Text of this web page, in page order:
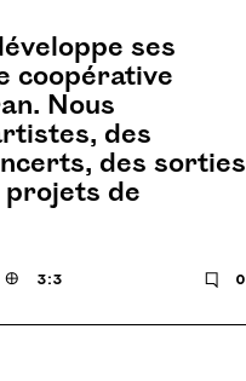
ses
coopérative
Nous
des
des sorties
projets de
 3:3 🗨 0